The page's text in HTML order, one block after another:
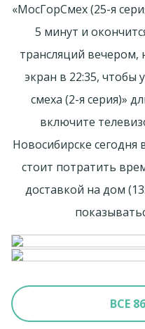
«МосГорСмех (25-я
5 минут и
трансляций вечером,
экран в 22:35, чтобы
смеха (2-я серия)»
включите
Новосибирске
стоит потратить
доставкой на дом
ВСЕ